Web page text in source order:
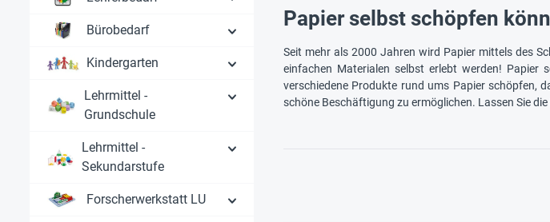
Bürobedarf
Kindergarten
Lehrmittel -
Grundschule
Lehrmittel -
Sekundarstufe
Forscherwerkstatt LU
Papier selbst schöpfen
Seit mehr als 2000 Jahren wird Papier mittels des
einfachen Materialen selbst erlebt werden! Papier
verschiedene Produkte rund ums Papier schöpfen,
schöne Beschäftigung zu ermöglichen. Lassen Sie